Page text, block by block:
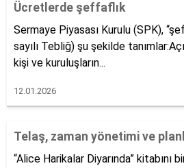
Ücretlerde şeffaflık
Sermaye Piyasası Kurulu (SPK),
sayılı Tebliğ) şu şekilde
kişi ve kuruluşların...
12.01.2026
Telaş, zaman yönetimi ve
“Alice Harikalar Diyarında” kitabını